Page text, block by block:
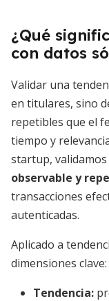
¿Qué
con datos
Validar una
en titulares, sino
repetibles que el
tiempo y
startup,
observable y
transacciones
autenticadas.
Aplicado a
dimensiones clave:
Tendencia: